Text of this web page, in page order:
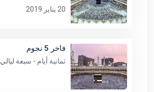
20 يناير 2019
فاخر 5 نجوم
ثمانية أيام - سبعة ليالي